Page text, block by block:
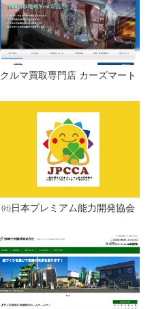
クルマ買取専門店 カーズマート
㈳日本プレミアム能力開発協会